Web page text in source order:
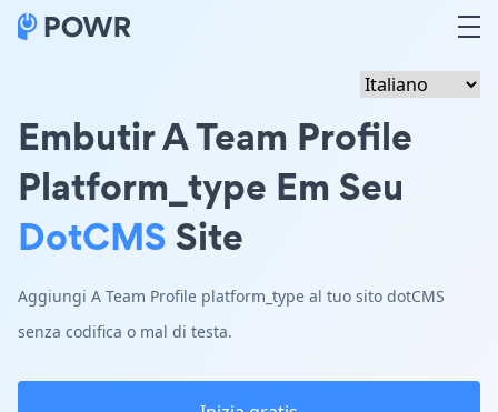
Embutir A Team Profile
Platform_type Em Seu
DotCMSSite
Aggiungi A Team Profile platform_type al tuo sito dotCMS
senza codifica o mal di testa.